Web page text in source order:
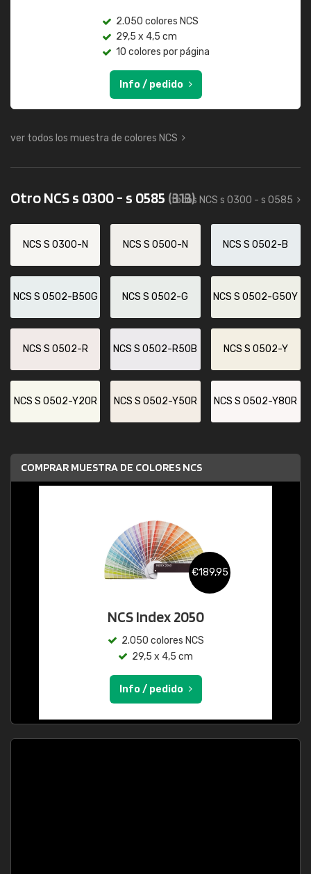
2.050 colores NCS
29,5 x 4,5 cm
10 colores por página
Info / pedido
ver todos los muestra de colores NCS
Otro NCS s 0300 - s 0585 (313)
todos NCS s 0300 - s 0585
NCS S 0300-N NCS S 0500-N NCS S 0502-B
NCS S 0502-B50G NCS S 0502-G NCS S 0502-G50Y
NCS S 0502-R NCS S 0502-R50B NCS S 0502-Y
NCS S 0502-Y20R NCS S 0502-Y50R NCS S 0502-Y80R
COMPRAR MUESTRA DE COLORES NCS
€189,95
NCS Index 2050
2.050 colores NCS
29,5 x 4,5 cm
Info / pedido